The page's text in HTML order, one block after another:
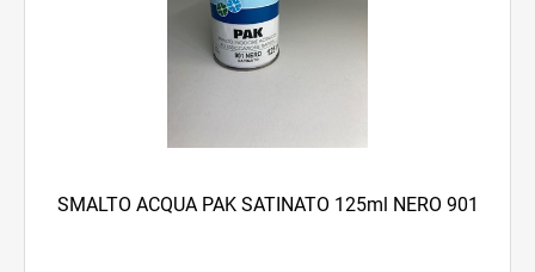
SMALTO ACQUA PAK SATINATO 125ml NERO 901